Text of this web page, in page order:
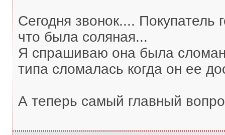
Сегодня звонок.... Покупатель
что была соляная...
Я спрашиваю она была
типа сломалась когда он ее
А теперь самый главный